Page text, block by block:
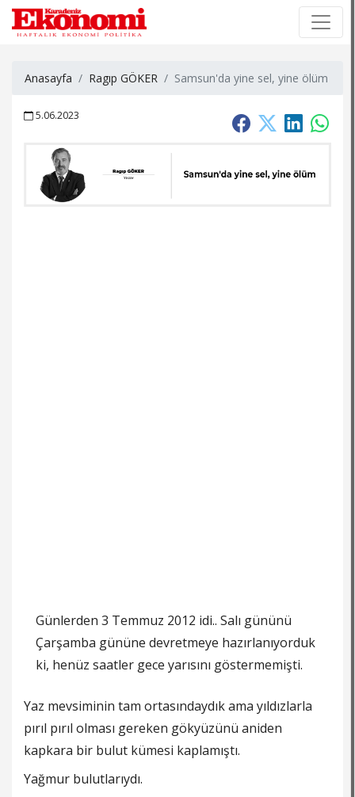
Anasayfa Ragıp GÖKER Samsun'da yine sel, yine ölüm
5.06.2023
Günlerden 3 Temmuz 2012 idi.. Salı gününü
Çarşamba gününe devretmeye hazırlanıyorduk
ki, henüz saatler gece yarısını göstermemişti.
Yaz mevsiminin tam ortasındaydık ama yıldızlarla
pırıl pırıl olması gereken gökyüzünü aniden
kapkara bir bulut kümesi kaplamıştı.
Yağmur bulutlarıydı.
×
×